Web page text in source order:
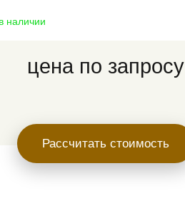
наличии
цена по запросу
Рассчитать стоимость